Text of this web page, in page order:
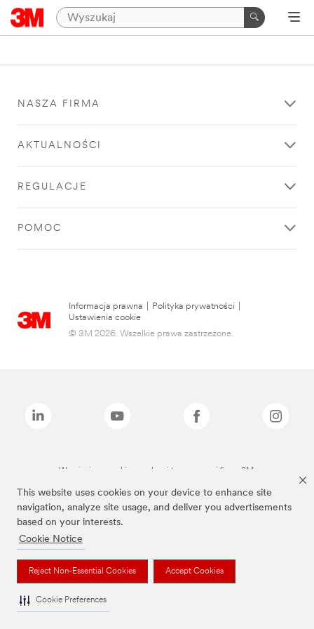
This website uses cookies on your device to enhance site
navigation, analyze site usage, and deliver you advertisements
based on your interests.
Cookie Notice
Reject Non-Essential Cookies Accept Cookies
Cookie Preferences
NASZA FIRMA
AKTUALNOŚCI
REGULACJE
POMOC
Informacja prawna Polityka prywatności
Ustawienia cookie
© 3M 2026. Wszelkie prawa zastrzeżone.
Wymienione marki są znakami towarowymi firmy 3M.